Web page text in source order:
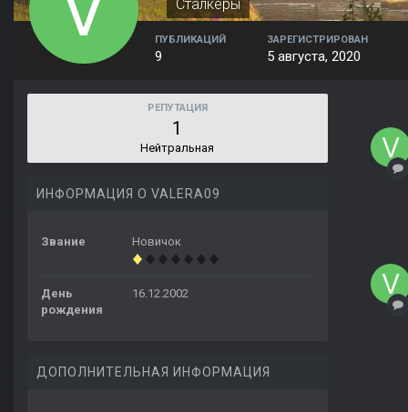
Сталкеры
ПУБЛИКАЦИЙ
9
ЗАРЕГИСТРИРОВАН
5 августа, 2020
РЕПУТАЦИЯ
1
Нейтральная
ИНФОРМАЦИЯ О VALERA09
Звание Новичок
День
рождения
16.12.2002
ДОПОЛНИТЕЛЬНАЯ ИНФОРМАЦИЯ